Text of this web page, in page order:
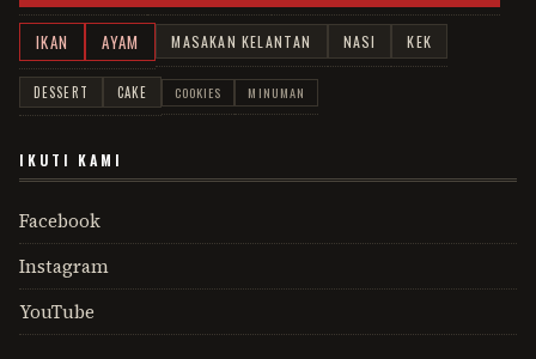
IKAN AYAM MASAKAN KELANTAN NASI KEK
DESSERT CAKE COOKIES MINUMAN
IKUTI KAMI
Facebook
Instagram
YouTube